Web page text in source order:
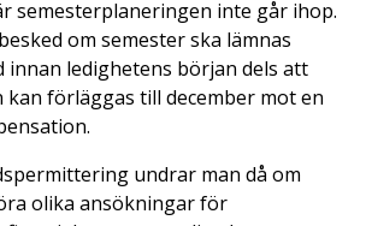
semesterplaneringen inte går ihop.
om semester ska lämnas
innan ledighetens början dels att
kan förläggas till december mot en
undrar man då om
olika ansökningar för